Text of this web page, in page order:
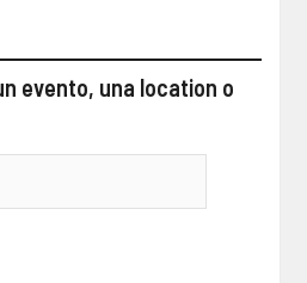
evento, una location o